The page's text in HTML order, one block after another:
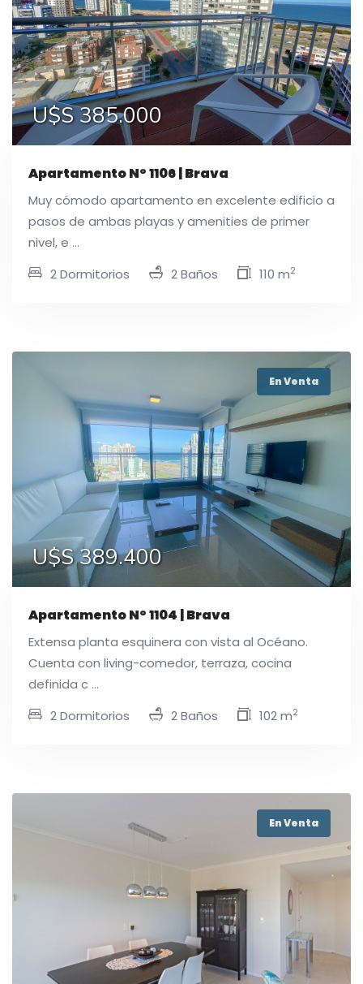
U$S 385.000
Apartamento N° 1106 | Brava
Muy cómodo apartamento en excelente edificio a
pasos de ambas playas y amenities de primer
nivel, e ...
2 Dormitorios
2 Baños 110 m2
En Venta
U$S 389.400
Apartamento N° 1104 | Brava
Extensa planta esquinera con vista al Océano.
Cuenta con living-comedor, terraza, cocina
definida c ...
2 Dormitorios
2 Baños 102 m2
En Venta